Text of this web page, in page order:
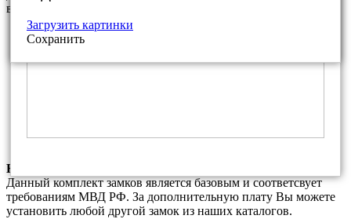
варианты фурнитуры из нашего каталога
Фалевая ручка ПроСам РФ.7 для
(шестигранная) для замка ПроСам ЗВ8-
Комплектация замками данной модели
Данный комплект замков является базовым и соответсвует
требованиям МВД РФ. За дополнительную плату Вы можете
установить любой другой замок из наших каталогов.
Загрузить картинки
Сохранить